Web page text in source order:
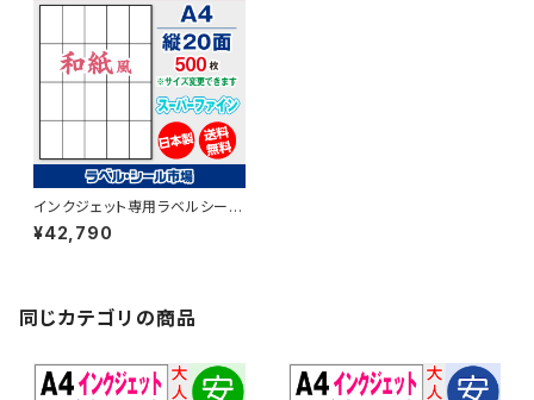
インクジェット専用ラベルシール
和紙 A4-縦20面 500枚 スー
パーファイン T5Y4iB【日本製】
¥42,790
同じカテゴリの商品